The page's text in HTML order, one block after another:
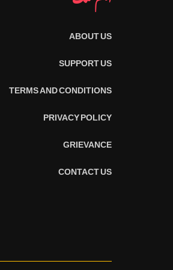
ABOUT US
SUPPORT US
TERMS AND CONDITIONS
PRIVACY POLICY
GRIEVANCE
CONTACT US